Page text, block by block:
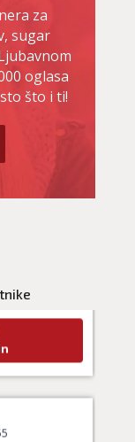
za
sugar
oglasa
što i ti!